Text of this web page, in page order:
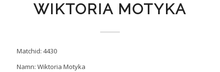
WIKTORIA MOTYKA
Matchid: 4430
Namn: Wiktoria Motyka